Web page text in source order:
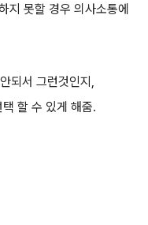
지 못할 경우 의사소통에
되서 그런것인지,
할 수 있게 해줌.